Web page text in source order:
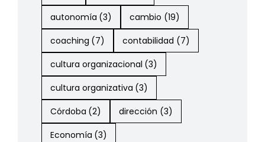
autonomía (3) cambio (19)
coaching (7) contabilidad (7)
cultura organizacional (3)
cultura organizativa (3)
Córdoba (2) dirección (3)
Economía (3)